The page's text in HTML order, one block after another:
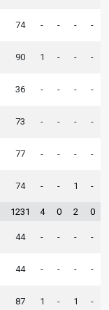
74 - - - -
90 1 - - -
36 - - - -
73 - - - -
77 - - - -
74 - - 1 -
1231 4 0 2 0
44 - - - -
44 - - - -
87 1 - 1 -